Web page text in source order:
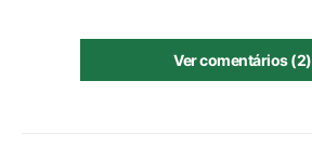
Ver comentários (2)